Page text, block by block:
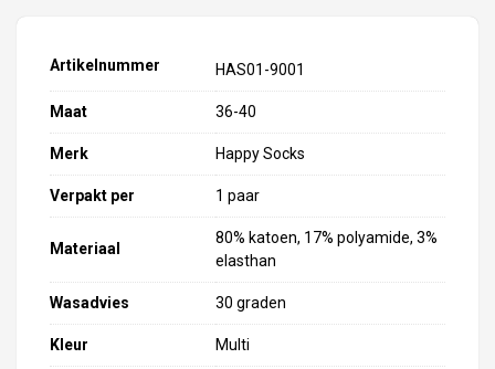
Artikelnummer HAS01-9001
Maat 36-40
Merk Happy Socks
Verpakt per 1 paar
Materiaal
80% katoen, 17% polyamide, 3%
elasthan
Wasadvies 30 graden
Kleur Multi